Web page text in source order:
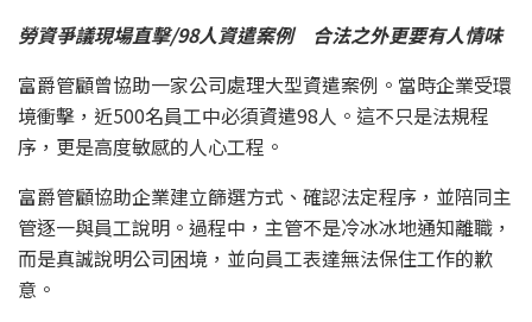
勞資爭議現場直擊/98人資遣案例 合法之外更要有人情味
富爵管顧曾協助一家公司處理大型資遣案例。當時企業受環
境衝擊，近500名員工中必須資遣98人。這不只是法規程
序，更是高度敏感的人心工程。
富爵管顧協助企業建立篩選方式、確認法定程序，並陪同主
管逐一與員工說明。過程中，主管不是冷冰冰地通知離職，
而是真誠說明公司困境，並向員工表達無法保住工作的歉
意。